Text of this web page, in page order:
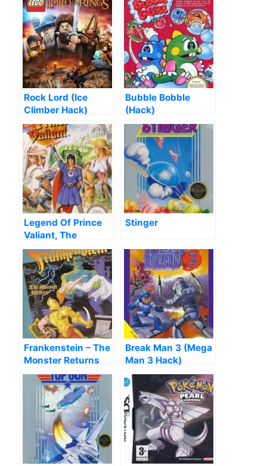
Bouken
Rock Lord (Ice
Climber Hack)
Bubble Bobble
(Hack)
Legend Of Prince
Valiant, The
Stinger
Frankenstein – The
Monster Returns
Break Man 3 (Mega
Man 3 Hack)